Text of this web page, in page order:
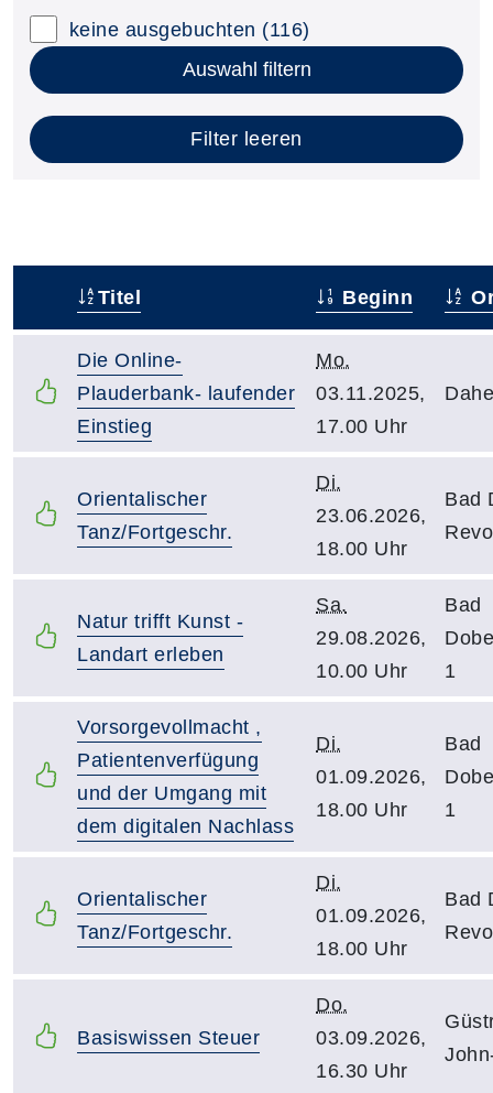
keine ausgebuchten (116)
Auswahl filtern
Filter leeren
Titel Beginn
Die Online-
Plauderbank- laufender
Einstieg
Mo.
03.11.2025,
17.00 Uhr
Orientalischer
Tanz/Fortgeschr.
Di.
23.06.2026,
18.00 Uhr
Bad
Natur trifft Kunst -
Landart erleben
Sa.
29.08.2026,
10.00 Uhr
Bad
1
Vorsorgevollmacht ,
Patientenverfügung
und der Umgang mit
dem digitalen Nachlass
Di.
01.09.2026,
18.00 Uhr
Bad
1
Orientalischer
Tanz/Fortgeschr.
Di.
01.09.2026,
18.00 Uhr
Bad
Basiswissen Steuer
Do.
03.09.2026,
16.30 Uhr